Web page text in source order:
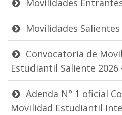
Movilidades Salientes
Convocatoria de
Estudiantil Saliente 2026
Adenda N° 1 oficial
Movilidad Estudiantil